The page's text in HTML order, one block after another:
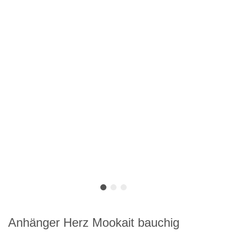
Anhänger Herz Mookait bauchig